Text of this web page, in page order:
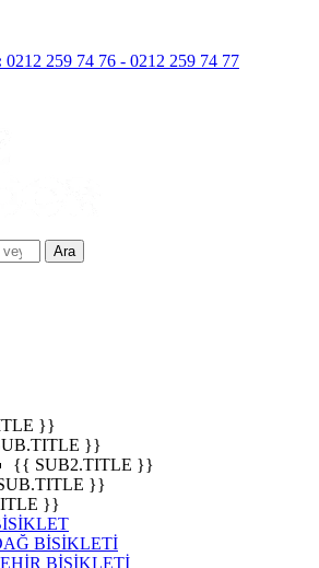
0212 259 74 76 - 0212 259 74 77
Ara
}}
}}
{{ SUB2.TITLE }}
}}
}}
BİSİKLETİ
BİSİKLETİ